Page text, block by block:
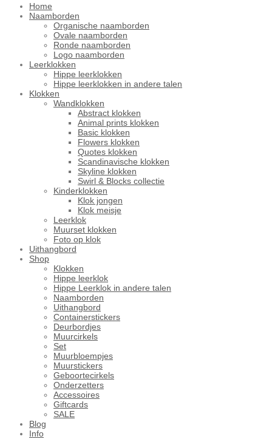
Home
Naamborden
Organische naamborden
Ovale naamborden
Ronde naamborden
Logo naamborden
Leerklokken
Hippe leerklokken
Hippe leerklokken in andere talen
Klokken
Wandklokken
Abstract klokken
Animal prints klokken
Basic klokken
Flowers klokken
Quotes klokken
Scandinavische klokken
Skyline klokken
Swirl & Blocks collectie
Kinderklokken
Klok jongen
Klok meisje
Leerklok
Muurset klokken
Foto op klok
Uithangbord
Shop
Klokken
Hippe leerklok
Hippe Leerklok in andere talen
Naamborden
Uithangbord
Containerstickers
Deurbordjes
Muurcirkels
Set
Muurbloempjes
Muurstickers
Geboortecirkels
Onderzetters
Accessoires
Giftcards
SALE
Blog
Info